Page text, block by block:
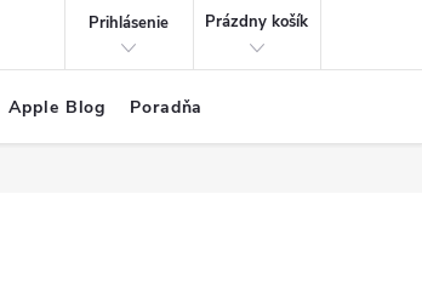
Prihlásenie
Prázdny košík
Apple Blog Poradňa